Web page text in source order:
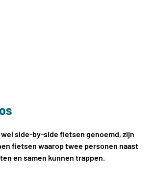
side-by-side fietsen genoemd, zijn
fietsen waarop twee personen naast
en samen kunnen trappen.